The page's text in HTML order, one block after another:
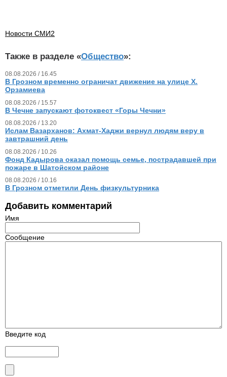
Новости СМИ2
Также в разделе «Общество»:
08.08.2026 / 16.45
В Грозном временно ограничат движение на улице Х.
Орзамиева
08.08.2026 / 15.57
В Чечне запускают фотоквест «Горы Чечни»
08.08.2026 / 13.20
Ислам Вазарханов: Ахмат-Хаджи вернул людям веру в
завтрашний день
08.08.2026 / 10.26
Фонд Кадырова оказал помощь семье, пострадавшей при
пожаре в Шатойском районе
08.08.2026 / 10.16
В Грозном отметили День физкультурника
Добавить комментарий
Имя
Сообщение
Введите код